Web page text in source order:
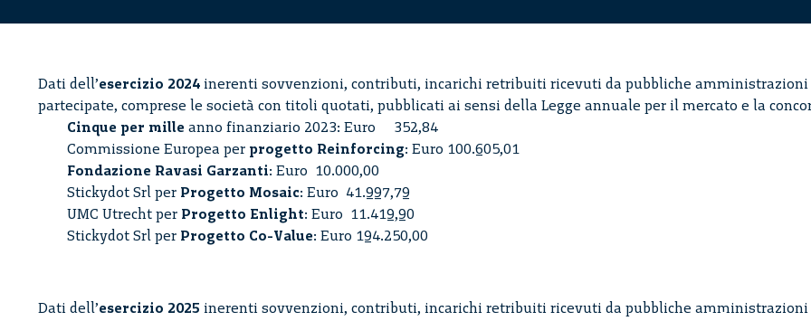
Dati dell’esercizio 2024 inerenti sovvenzioni, contributi, incarichi retribuiti ricevuti da pubbliche amministrazioni
partecipate, comprese le società con titoli quotati, pubblicati ai sensi della Legge annuale per il mercato e la
Cinque per mille anno finanziario 2023: Euro 352,84
Commissione Europea per progetto Reinforcing: Euro 100.605,01
Fondazione Ravasi Garzanti: Euro 10.000,00
Stickydot Srl per Progetto Mosaic: Euro 41.997,79
UMC Utrecht per Progetto Enlight: Euro 11.419,90
Stickydot Srl per Progetto Co-Value: Euro 194.250,00
Dati dell’esercizio 2025 inerenti sovvenzioni, contributi, incarichi retribuiti ricevuti da pubbliche amministrazioni